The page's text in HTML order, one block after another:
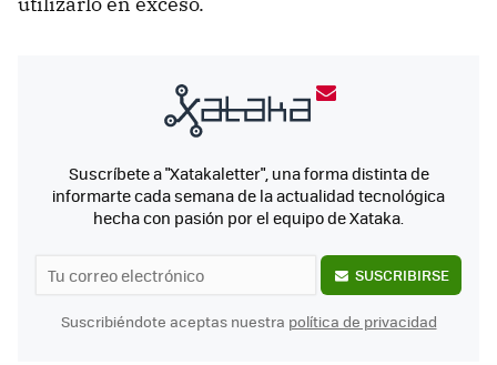
Suscríbete a "Xatakaletter", una forma distinta de
informarte cada semana de la actualidad tecnológica
hecha con pasión por el equipo de Xataka.
SUSCRIBIRSE
Suscribiéndote aceptas nuestra política de privacidad